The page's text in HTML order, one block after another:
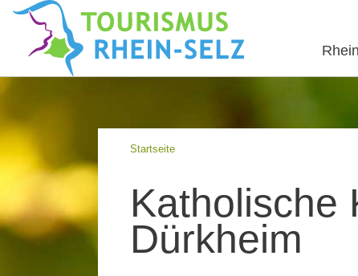
Startseite
Katholische
Dürkheim